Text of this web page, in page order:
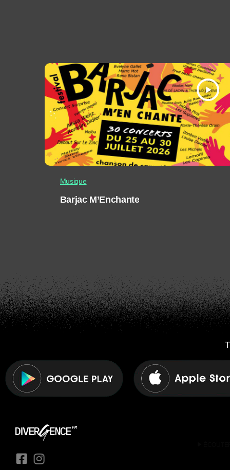
play_arrow
Musique
Barjac M’Enchante